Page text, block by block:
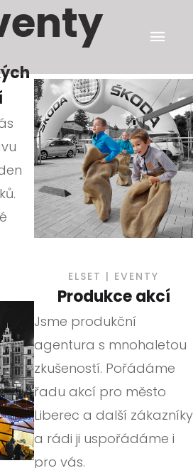
ELSET | EVENTY
Produkce akcí
Jsme produkční
agentura s mnohaletou
zkušeností. Pořádáme
řadu akcí pro město
Liberec a další zákazníky
a rádi ji uspořádáme i
pro vás.